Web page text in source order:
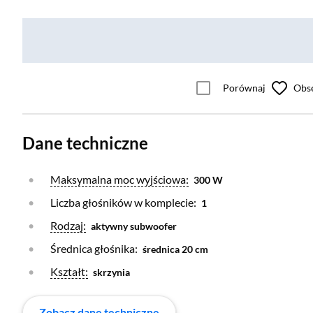
Porównaj
Dane techniczne
Otwórz warstwę
Maksymalna moc wyjściowa: 300 W
Liczba głośników w komplecie: 1
Otwórz warstwę
Rodzaj: aktywny subwoofer
Średnica głośnika: średnica 20 cm
Otwórz warstwę
Kształt: skrzynia